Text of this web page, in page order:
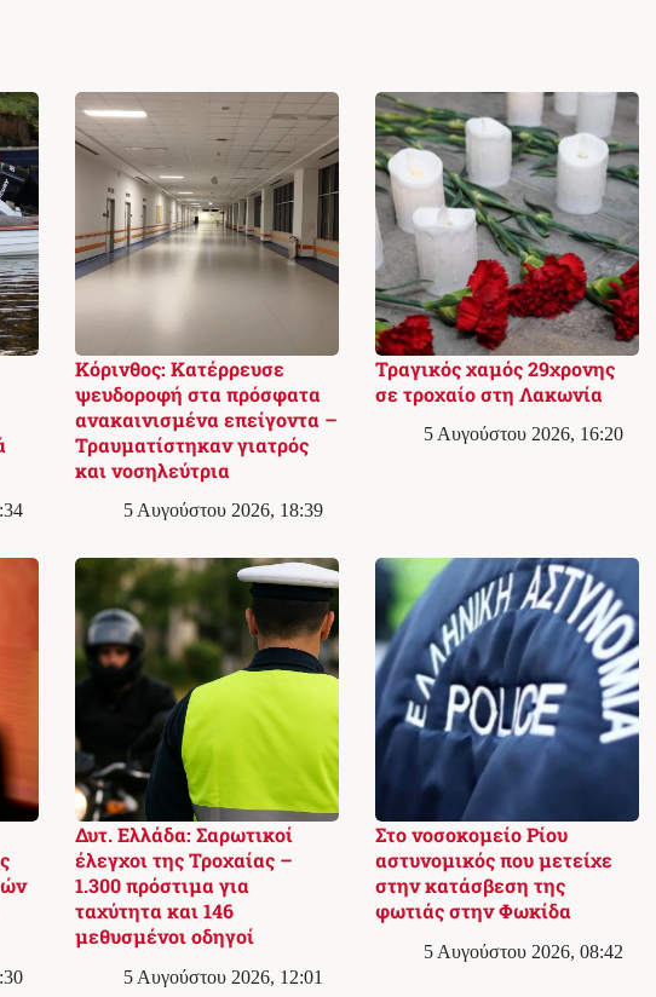
Κόρινθος: Κατέρρευσε
ψευδοροφή στα πρόσφατα
ανακαινισμένα επείγοντα –
Τραυματίστηκαν γιατρός
και νοσηλεύτρια
5 Αυγούστου 2026, 18:39
Τραγικός χαμός 29χρονης
σε τροχαίο στη Λακωνία
5 Αυγούστου 2026, 16:20
Δυτ. Ελλάδα: Σαρωτικοί
έλεγχοι της Τροχαίας –
1.300 πρόστιμα για
ταχύτητα και 146
μεθυσμένοι οδηγοί
5 Αυγούστου 2026, 12:01
Στο νοσοκομείο Ρίου
αστυνομικός που μετείχε
στην κατάσβεση της
φωτιάς στην Φωκίδα
5 Αυγούστου 2026, 08:42